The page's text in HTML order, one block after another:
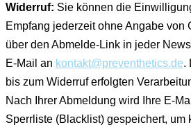
Widerruf: Sie können die
Empfang jederzeit ohne Angabe von
über den Abmelde-Link in jeder
E-Mail an kontakt@preventhetics.de.
bis zum Widerruf erfolgten
Nach Ihrer Abmeldung wird Ihre E-
Sperrliste (Blacklist) gespeichert, um